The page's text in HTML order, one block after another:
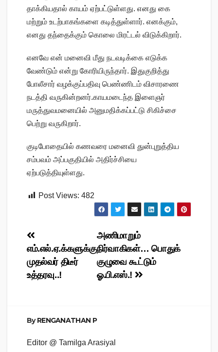
தாக்கியதால் காயம் ஏற்பட்டுள்ளது. எனது கை
மற்றும் உடற்பாகங்களை கடித்துள்ளார். எனக்கும்,
எனது தந்தைக்கும் கொலை மிரட்டல் விடுக்கிறார்.
எனவே என் மனைவி மீது நடவடிக்கை எடுக்க
வேண்டும் என்று கோரியிருந்தார். இதுகுறித்து
போலீசார் வழக்குப்பதிவு பெண்ணிடம் விசாரணை
நடத்தி வருகின்றனர்.காயமடைந்த இளைஞர்
மருத்துவமனையில் அனுமதிக்கப்பட்டு சிகிச்சை
பெற்று வருகிறார்.
குடிபோதையில் கணவரை மனைவி துன்புறுத்திய
சம்பவம் அப்பகுதியில் அதிர்ச்சியை
ஏற்படுத்தியுள்ளது.
Post Views: 482
Post
navigation
அணிமாறும்
நிர்வாகிகள்… பொதுக்
குழுவை கூட்டும்
ஓ.பி.எஸ்.!
எம்.எல்.ஏ.க்களுக்கு
முதல்வர் திடீர்
உத்தரவு..!
ByRENGANATHAN P
Editor @ Tamilga Arasiyal